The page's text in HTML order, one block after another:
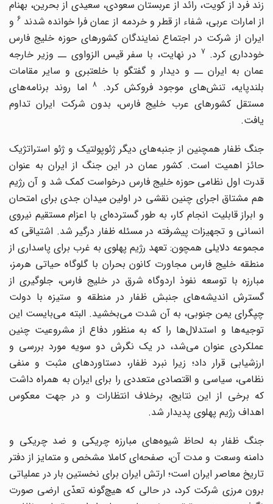
زند فرد از کویت، رائد از عربستان سعودی، سعیدی از بحرین، بهنام
از امارات عربی، شفاء از قطر و خردمه از عمان فرا خوانده شدند6و
ایران از شرکت در اجتماع نمایندگان کشورهای حوزه خلیج فارس
خودداری کرد.7
در نهایت، با سفر قیس الزواوی ــ وزیر خارجه
عمان به ایران ــ و دیدار و گفتگو با خلعتبری و سایر مقامات
بلندپایه، تنش‌های موجود فروکش کرد.
اما روند برنامه‌های
مستقل کشورهای عرب خلیج فارس، بدون شرکت ایران تداوم
یافت.
جنگ ظفار همچنین از جنبه‌های دیگر ژئوپولتیک و ژئو استراتژیک
حائز اهمیت است. کشور عمان در این جنگ از ایران به عنوان
قدرت اول نظامی حوزه خلیج فارس درخواست کمک شد و آن رژیم
هم مشتاق اجرای چنین نقشی در اولین میدان جدی برای امتحان
و ابراز قابلیت انجام کار، به طور گسترده‌ای با اعزام مستقیم نیروی
انسانی و تجهیزات پیشرفته در مسئله ظفار درگیر شد. اشتیاقی که
مجموعه دلایلی همچون: تعهد رژیم پهلوی به غرب برای پاسداری از
منطقه خلیج فارس مجاورت کانون بحران با گلوگاه حیاتی هرمز،
مبارزه با توسعه نفوذ اردوگاه شرق در خلیج فارس، جلوگیری از
گسترش اندیشه‌های جنبش ظفار در منطقه و ستیزه با دولت
چپگرای یمن جنوبی، به آن شدت می‌بخشید. البته می‌بایست این
توجیه‌ها و استدلال‌ها را که به منظور دفاع از مشروعیت چنین
عملکردی عنوان می‌شد، در یک نگرش دو سویه مورد بررسی و
ارزشیابی قرار داد؛ زیرا نبرد ظفار، دستاوردهای مثبت و منفی
نظامی، سیاسی و اقتصادی متعددی را برای ایران به همراه داشت
که برخی از این نتایج، برخلاف انتظارات و در جهت معکوس
اهداف رژیم پهلوی پدیدار شد.
جنگ ظفار به لحاظ شیوه‌های مبارزه چریکی و ضد چریکی و
دامنه وسعت و مدت آن، صفحه‌ای کاملا مشخص و متمایز از دفتر
تاریخ معاصر ایران است؛ ارتش ایران برای نخستین بار در عملیاتی
برون مرزی شرکت کرد، در حالی که هیچ‌گونه تعدّی ارضی صورت